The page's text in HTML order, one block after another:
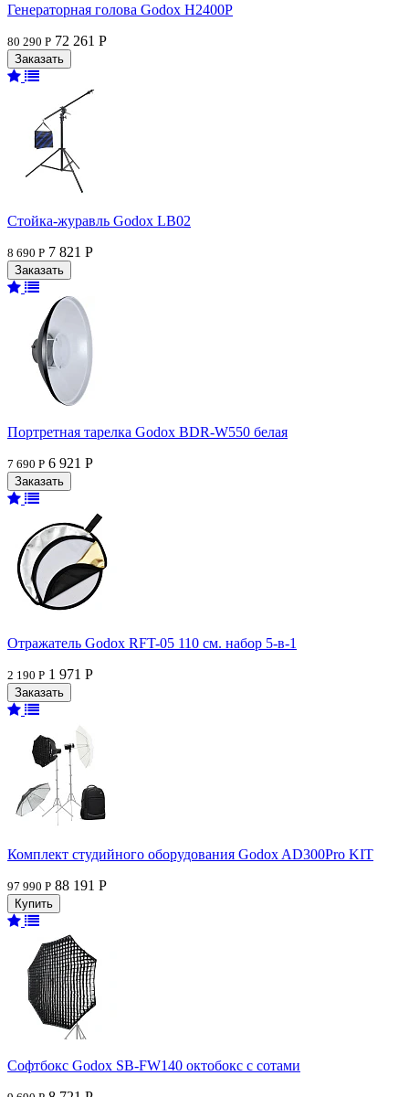
Генераторная голова Godox H2400P
80 290 Р 72 261 Р
Стойка-журавль Godox LB02
8 690 Р 7 821 Р
Портретная тарелка Godox BDR-W550 белая
7 690 Р 6 921 Р
Отражатель Godox RFT-05 110 см. набор 5-в-1
2 190 Р 1 971 Р
Комплект студийного оборудования Godox AD300Pro KIT
97 990 Р 88 191 Р
Софтбокс Godox SB-FW140 октобокс с сотами